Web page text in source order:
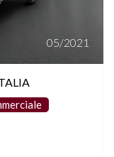
05/2021